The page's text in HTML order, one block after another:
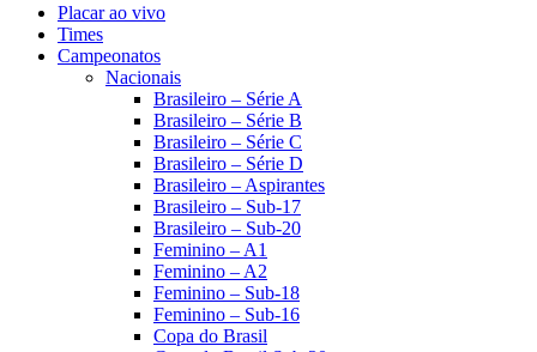
Placar ao vivo
Times
Campeonatos
Nacionais
Brasileiro – Série A
Brasileiro – Série B
Brasileiro – Série C
Brasileiro – Série D
Brasileiro – Aspirantes
Brasileiro – Sub-17
Brasileiro – Sub-20
Feminino – A1
Feminino – A2
Feminino – Sub-18
Feminino – Sub-16
Copa do Brasil